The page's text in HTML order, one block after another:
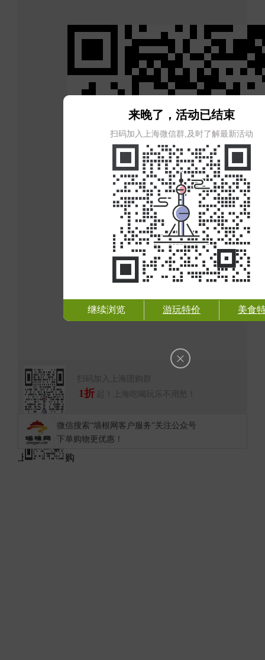
扫码加入上海团购群
1折 起！上海吃喝玩乐不用愁！
微信搜索“墙根网客户服务”关注公众号
下单购物更优惠！
上海热门团购
×
来晚了，活动已结束
扫码加入上海微信群,及时了解最新活动
继续浏览 游玩特价 美食